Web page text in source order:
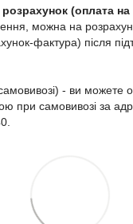
розрахунок (оплата
можна на
фактура) після
- ви можете
при самовивозі за